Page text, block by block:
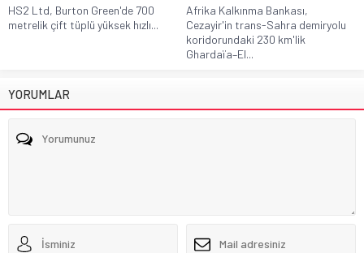
HS2 Ltd, Burton Green'de 700
metrelik çift tüplü yüksek hızlı...
Afrika Kalkınma Bankası,
Cezayir'in trans-Sahra demiryolu
koridorundaki 230 km'lik
Ghardaïa–El...
YORUMLAR